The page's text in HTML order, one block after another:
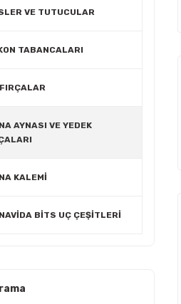
VE TUTUCULAR
TABANCALARI
AYNASI VE YEDEK
KALEMİ
BİTS UÇ ÇEŞİTLERİ